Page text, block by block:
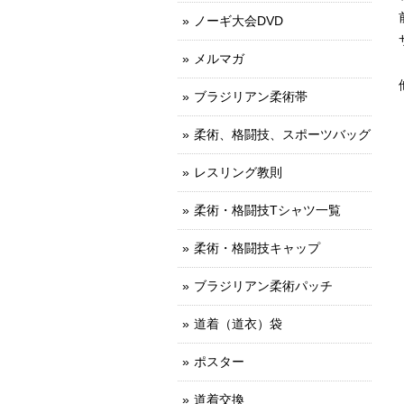
ノーギ大会DVD
メルマガ
ブラジリアン柔術帯
柔術、格闘技、スポーツバッグ
レスリング教則
柔術・格闘技Tシャツ一覧
柔術・格闘技キャップ
ブラジリアン柔術パッチ
道着（道衣）袋
ポスター
道着交換